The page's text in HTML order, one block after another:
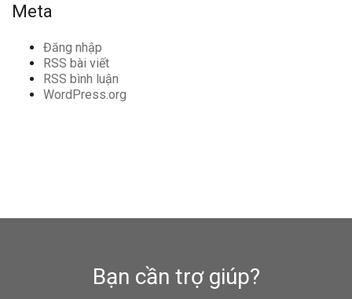
Meta
Đăng nhập
RSS bài viết
RSS bình luận
WordPress.org
Bạn cần trợ giúp?